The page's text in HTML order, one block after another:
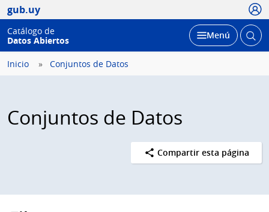
gub.uy
Catálogo de
Datos Abiertos
Desplegar
Menú Abrir
Inicio Conjuntos de Datos
Conjuntos de Datos
Compartir esta página